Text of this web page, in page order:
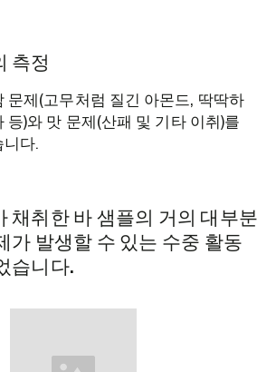
측정
문제(고무처럼 질긴 아몬드, 딱딱하
등)와 맛 문제(산패 및 기타 이취)를
다.
채취한 바 샘플의 거의 대부분
가 발생할 수 있는 수중 활동
습니다.